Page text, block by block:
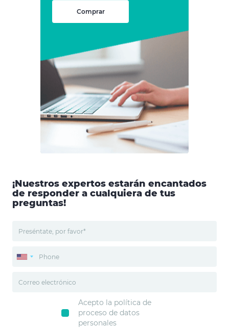
Comprar
¡Nuestros expertos estarán encantados
de responder a cualquiera de tus
preguntas!
Acepto la política de
proceso de datos
personales